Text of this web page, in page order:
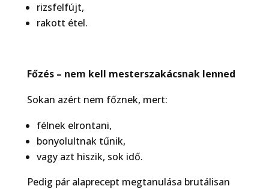
rizsfelfújt,
rakott étel.
Főzés – nem kell mesterszakácsnak lenned
Sokan azért nem főznek, mert:
félnek elrontani,
bonyolultnak tűnik,
vagy azt hiszik, sok idő.
Pedig pár alaprecept megtanulása brutálisan